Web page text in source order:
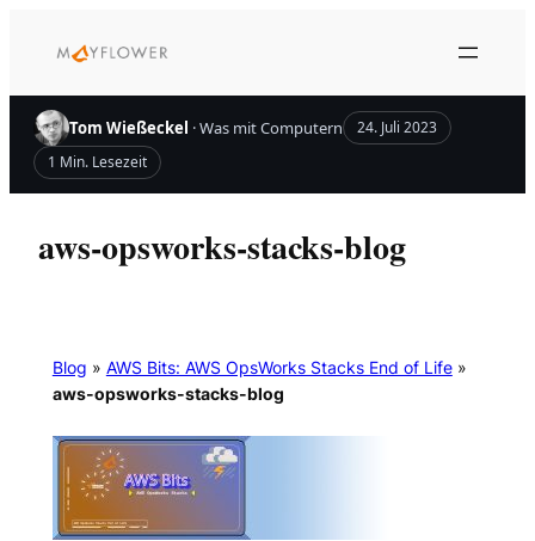
Inhalt
Tom Wießeckel · Was mit Computern
24. Juli 2023
1 Min. Lesezeit
aws-opsworks-stacks-blog
Blog » AWS Bits: AWS OpsWorks Stacks End of Life»
aws-opsworks-stacks-blog